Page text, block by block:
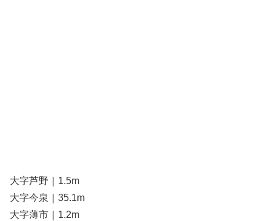
大字芦野｜1.5m
大字今泉｜35.1m
大字薄市｜1.2m